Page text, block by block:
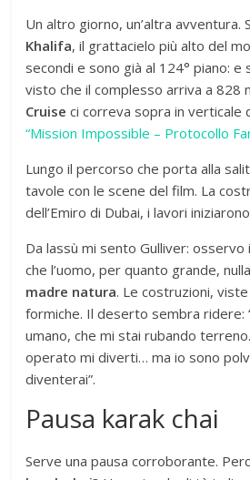
Un altro giorno, un’altra avventura.
Khalifa, il grattacielo più alto del
secondi e sono già al 124° piano: e
visto che il complesso arriva a 828
Cruise ci correva sopra in verticale
“Mission Impossible – Protocollo
Lungo il percorso che porta alla
tavole con le scene del film. La
dell’Emiro di Dubai, i lavori
Da lassù mi sento Gulliver:
che l’uomo, per quanto grande,
madre natura. Le costruzioni,
formiche. Il deserto sembra ridere:
umano, che mi stai rubando
operato mi diverti… ma io sono
diventerai”.
Pausa karak chai
Serve una pausa corroborante.